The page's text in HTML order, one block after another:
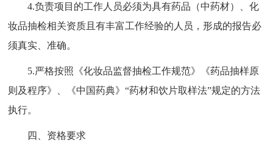
4.负责项目的工作人员必须为具有药品（中药材）、化
妆品抽检相关资质且有丰富工作经验的人员，形成的报告必
须真实、准确。
5.严格按照《化妆品监督抽检工作规范》《药品抽样原
则及程序》、《中国药典》“药材和饮片取样法”规定的方法
执行。
四、资格要求